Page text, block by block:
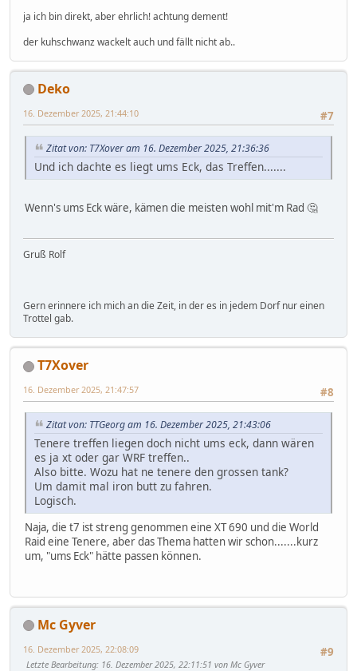
ja ich bin direkt, aber ehrlich! achtung dement!
der kuhschwanz wackelt auch und fällt nicht ab..
Deko
#7
16. Dezember 2025, 21:44:10
Zitat von: T7Xover am 16. Dezember 2025, 21:36:36
Und ich dachte es liegt ums Eck, das Treffen.......
Wenn's ums Eck wäre, kämen die meisten wohl mit'm Rad 🤔
Gruß Rolf
Gern erinnere ich mich an die Zeit, in der es in jedem Dorf nur einen
Trottel gab.
T7Xover
#8
16. Dezember 2025, 21:47:57
Zitat von: TTGeorg am 16. Dezember 2025, 21:43:06
Tenere treffen liegen doch nicht ums eck, dann wären
es ja xt oder gar WRF treffen..
Also bitte. Wozu hat ne tenere den grossen tank?
Um damit mal iron butt zu fahren.
Logisch.
Naja, die t7 ist streng genommen eine XT 690 und die World
Raid eine Tenere, aber das Thema hatten wir schon.......kurz
um, "ums Eck" hätte passen können.
Mc Gyver
#9
16. Dezember 2025, 22:08:09
Letzte Bearbeitung: 16. Dezember 2025, 22:11:51 von Mc Gyver